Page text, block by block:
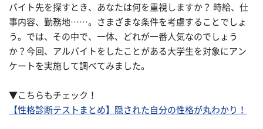
バイト先を探すとき、あなたは何を重視しますか？ 時給、仕
事内容、勤務地……。さまざまな条件を考慮することでしょ
う。では、その中で、一体、どれが一番人気なのでしょう
か？今回、アルバイトをしたことがある大学生を対象にアン
ケートを実施して調べてみました。
▼こちらもチェック！
【性格診断テストまとめ】隠された自分の性格が丸わかり！